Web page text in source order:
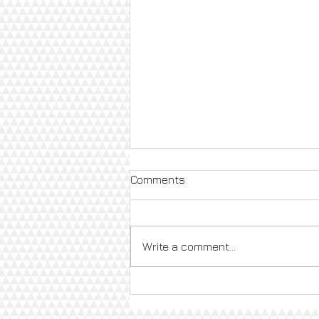
[無料] おうちで英検勉強
Comments
Write a comment...